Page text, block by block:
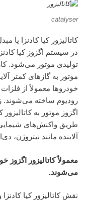
catalyser
کاتالیزور کیا کادنزا
در سیستم اگزوز کیا
تولیدی موتور می‌شود.
موتور به گازهای کمتر
خودروها معمولاً از فلزات
رودیوم ساخته می‌شوند.
اگزوز موتور به
طریق واکنش‌های
آلاینده مانند
معمولاً کاتالیزور
می‌شوند.
نقش کاتالیزور کیا